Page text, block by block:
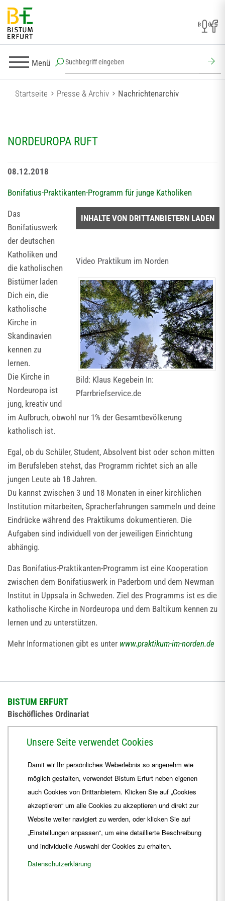
Menü
Startseite Presse & Archiv Nachrichtenarchiv
NORDEUROPA RUFT
08.12.2018
Bonifatius-Praktikanten-Programm für junge Katholiken
INHALTE VON DRITTANBIETERN LADEN
Video Praktikum im Norden
Bild: Klaus Kegebein In:
Pfarrbriefservice.de
Das
Bonifatiuswerk
der deutschen
Katholiken und
die katholischen
Bistümer laden
Dich ein, die
katholische
Kirche in
Skandinavien
kennen zu
lernen.
Die Kirche in
Nordeuropa ist
jung, kreativ und
im Aufbruch, obwohl nur 1% der Gesamtbevölkerung
katholisch ist.
Egal, ob du Schüler, Student, Absolvent bist oder schon mitten
im Berufsleben stehst, das Programm richtet sich an alle
jungen Leute ab 18 Jahren.
Du kannst zwischen 3 und 18 Monaten in einer kirchlichen
Institution mitarbeiten, Spracherfahrungen sammeln und deine
Eindrücke während des Praktikums dokumentieren. Die
Aufgaben sind individuell von der jeweiligen Einrichtung
abhängig.
Das Bonifatius-Praktikanten-Programm ist eine Kooperation
zwischen dem Bonifatiuswerk in Paderborn und dem Newman
Institut in Uppsala in Schweden. Ziel des Programms ist es die
katholische Kirche in Nordeuropa und dem Baltikum kennen zu
lernen und zu unterstützen.
Mehr Informationen gibt es unter www.praktikum-im-norden.de
BISTUM ERFURT
Bischöfliches Ordinariat
+49 361 6572-444
ordinariat Bistum-Erfurt.de
Unsere Seite verwendet Cookies
Damit wir Ihr persönliches Weberlebnis so angenehm wie
möglich gestalten, verwendet Bistum Erfurt neben eigenen
auch Cookies von Drittanbietern. Klicken Sie auf „Cookies
akzeptieren“ um alle Cookies zu akzeptieren und direkt zur
Website weiter navigiert zu werden, oder klicken Sie auf
„Einstellungen anpassen“, um eine detaillierte Beschreibung
und individuelle Auswahl der Cookies zu erhalten.
Datenschutzerklärung